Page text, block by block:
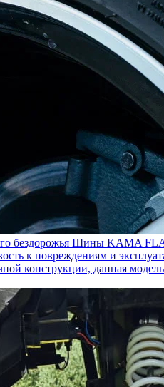
бездорожья Шины KAMA
к повреждениям и
конструкции, данная